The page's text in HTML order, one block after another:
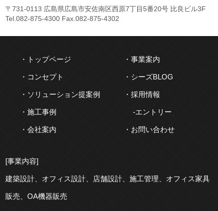
〒731-0113 広島県広島市安佐南区西原7丁目5番20号 比良ビル3F
Tel.082-875-4300 Fax.082-875-4302
トップページ
コンセプト
ソリューション提案例
施工事例
会社案内
事業案内
シーズBLOG
採用情報
エントリー
お問い合わせ
[事業内容]
建築設計、 オフィス設計、 店舗設計、施工管理、 オフィス家具
販売、OA機器販売